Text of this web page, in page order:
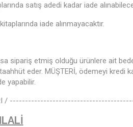
satış adedi kadar iade
iade alınmayacaktır.
sipariş etmiş olduğu ürünlere ait
eder. MÜŞTERİ, ödemeyi kredi
yapabilir.
/